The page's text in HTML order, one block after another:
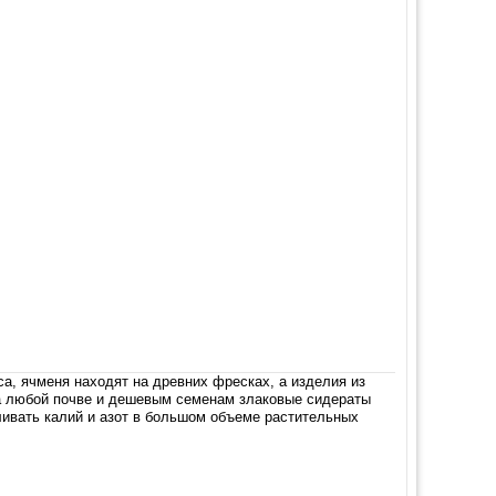
ячменя находят на древних фресках, а изделия из
любой почве и дешевым семенам злаковые сидераты
калий и азот в большом объеме растительных